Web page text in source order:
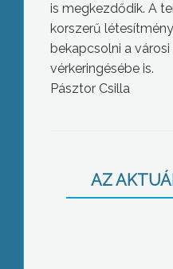
is megkezdődik. A
korszerű
bekapcsolni a
vérkeringésébe is.
Pásztor Csilla
AZ
önkormányzat
Iskolájának